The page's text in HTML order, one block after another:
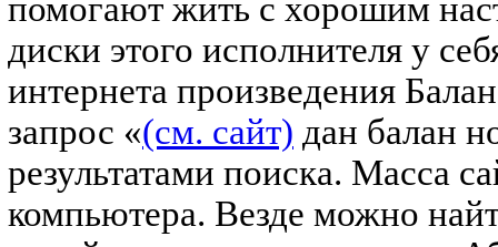
помогают жить с хорошим
диски этого исполнителя у
интернета произведения
запрос «(см. сайт) дан балан
результатами поиска. Масса
компьютера. Везде можно